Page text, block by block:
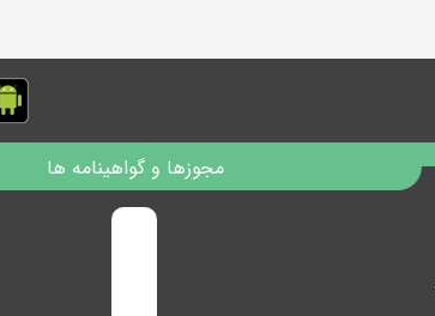
مجوزها و گواهینامه ها